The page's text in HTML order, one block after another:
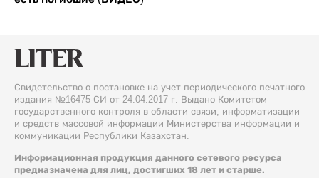
Свидетельство о постановке на учет периодического печатного
издания №16475-СИ от 24.04.2017 г. Выдано Комитетом
государственного контроля в области связи, информатизации
и средств массовой информации Министерства информации и
коммуникации Республики Казахстан.
Информационная продукция данного сетевого ресурса
предназначена для лиц, достигших 18 лет и старше.